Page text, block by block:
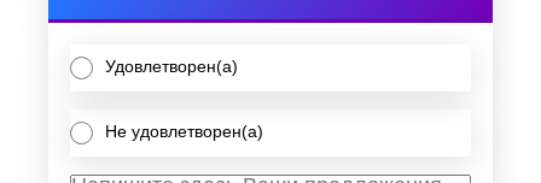
Удовлетворен(а)
Не удовлетворен(а)